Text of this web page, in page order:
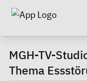
MGH-TV-
Thema